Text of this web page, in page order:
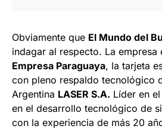
Obviamente que El Mundo del
indagar al respecto. La empresa
Empresa Paraguaya, la tarjeta
con pleno respaldo tecnológico
Argentina LASER S.A. Líder en
en el desarrollo tecnológico de
con la experiencia de más 20